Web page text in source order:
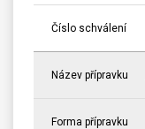
Číslo schválení
Název přípravku
Forma přípravku